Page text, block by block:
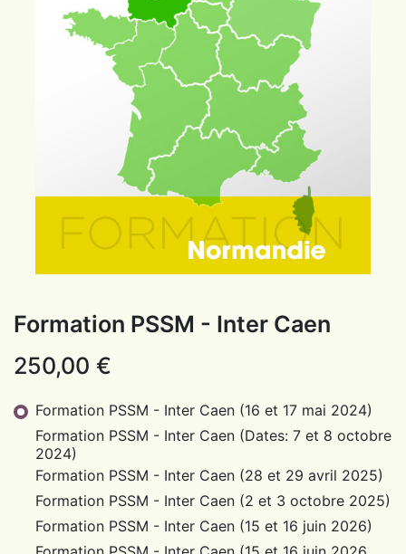
Formation PSSM - Inter Caen
250,00 €
Formation PSSM - Inter Caen (16 et 17 mai 2024)
Formation PSSM - Inter Caen (Dates: 7 et 8 octobre
2024)
Formation PSSM - Inter Caen (28 et 29 avril 2025)
Formation PSSM - Inter Caen (2 et 3 octobre 2025)
Formation PSSM - Inter Caen (15 et 16 juin 2026)